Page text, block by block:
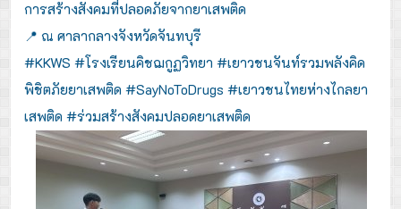
การสร้างสังคมที่ปลอดภัยจากยาเสพติด
📍 ณ ศาลากลางจังหวัดจันทบุรี
#KKWS #โรงเรียนคิชฌกูฏวิทยา #เยาวชนจันท์รวมพลังคิด
พิชิตภัยยาเสพติด #SayNoToDrugs #เยาวชนไทยห่างไกลยา
เสพติด #ร่วมสร้างสังคมปลอดยาเสพติด